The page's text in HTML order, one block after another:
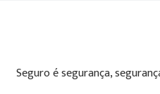
Seguro é segurança,